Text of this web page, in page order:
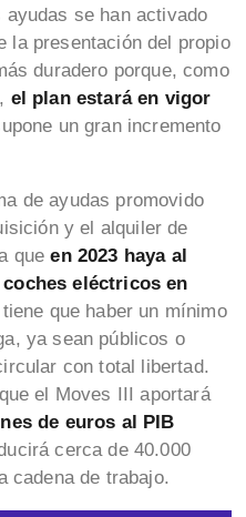
se han activado
la presentación del propio
duradero porque, como
el plan estará en vigor
un gran incremento
de ayudas promovido
y el alquiler de
que en 2023 haya al
eléctricos en
que haber un mínimo
ya sean públicos o
con total libertad.
el Moves III aportará
de euros al PIB
cerca de 40.000
cadena de trabajo.